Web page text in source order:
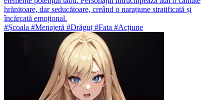
hrănitoare, dar seducătoare, creând o narațiune stratificată și
încărcată emoțional.
#Școala #Menajeră #Drăguț #Fata #Acțiune